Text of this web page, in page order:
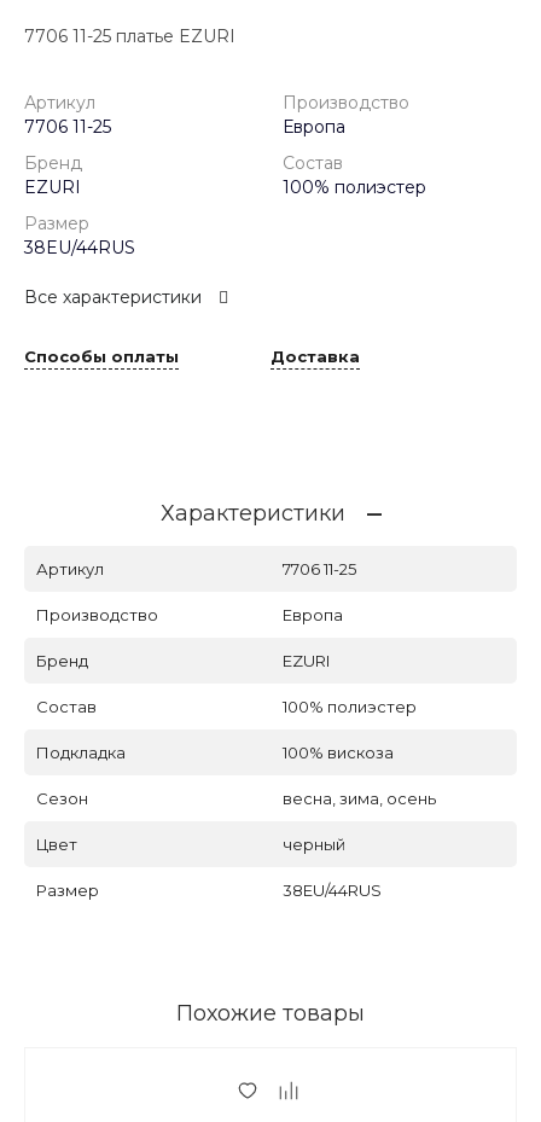
7706 11-25 платье EZURI
Артикул
7706 11-25
Производство
Европа
Бренд
EZURI
Состав
100% полиэстер
Размер
38EU/44RUS
Все характеристики
Способы оплаты Доставка
Характеристики
Артикул 7706 11-25
Производство Европа
Бренд EZURI
Состав 100% полиэстер
Подкладка 100% вискоза
Сезон весна, зима, осень
Цвет черный
Размер 38EU/44RUS
Похожие товары